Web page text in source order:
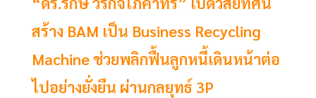
สร้าง BAM เป็น Business Recycling
Machine ช่วยพลิกฟื้นลูกหนี้เดินหน้าต่อ
ไปอย่างยั่งยืน ผ่านกลยุทธ์ 3P